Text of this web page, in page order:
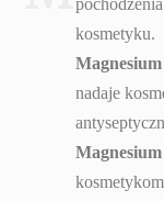
kosmetyku.
nadaje